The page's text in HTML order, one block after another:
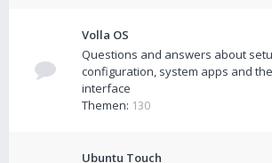
Volla OS
Questions and answers about
configuration, system apps and
interface
Themen: 130
Ubuntu Touch